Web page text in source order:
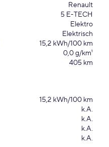
Renault
5 E-TECH
Elektro
Elektrisch
15,2 kWh/100 km
0,0 g/km¹
405 km
15,2 kWh/100 km
k.A.
k.A.
k.A.
k.A.